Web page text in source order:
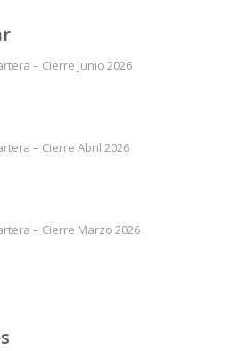
– Cierre Junio 2026
– Cierre Abril 2026
– Cierre Marzo 2026